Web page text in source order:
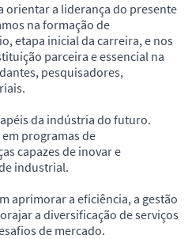
orientar a liderança do presente
na formação de
etapa inicial da carreira, e nos
parceira e essencial na
pesquisadores,
da indústria do futuro.
programas de
capazes de inovar e
industrial.
aprimorar a eficiência, a gestão
a diversificação de serviços
de mercado.